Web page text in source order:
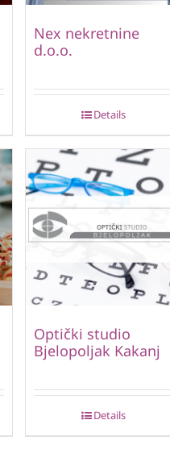
Nex nekretnine
d.o.o.
Details
Optički studio
Bjelopoljak Kakanj
Details